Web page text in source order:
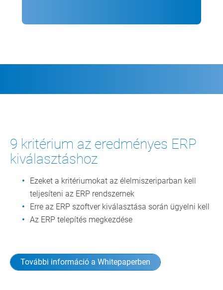
9 kritérium az eredményes ERP
kiválasztáshoz
Ezeket a kritériumokat az élelmiszeriparban kell
teljesíteni az ERP rendszernek
Erre az ERP szoftver kiválasztása során ügyelni kell
Az ERP telepítés megkezdése
További információ a Whitepaperben